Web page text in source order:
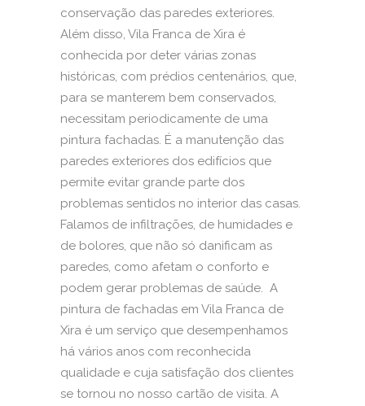
conservação das paredes exteriores.
Além disso, Vila Franca de Xira é
conhecida por deter várias zonas
históricas, com prédios centenários, que,
para se manterem bem conservados,
necessitam periodicamente de uma
pintura fachadas. É a manutenção das
paredes exteriores dos edifícios que
permite evitar grande parte dos
problemas sentidos no interior das casas.
Falamos de infiltrações, de humidades e
de bolores, que não só danificam as
paredes, como afetam o conforto e
podem gerar problemas de saúde. A
pintura de fachadas em Vila Franca de
Xira é um serviço que desempenhamos
há vários anos com reconhecida
qualidade e cuja satisfação dos clientes
se tornou no nosso cartão de visita. A